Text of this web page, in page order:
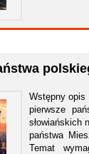
Wstępny opis
pierwsze
słowiańskich
państwa
Temat